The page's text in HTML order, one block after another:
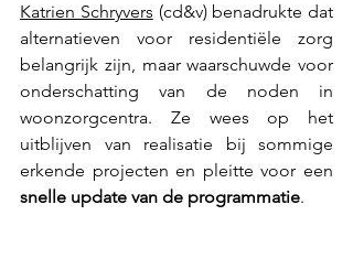
Katrien Schryvers (cd&v) benadrukte dat
alternatieven voor residentiële zorg
belangrijk zijn, maar waarschuwde voor
onderschatting van de noden in
woonzorgcentra. Ze wees op het
uitblijven van realisatie bij sommige
snelle update van de programmatie.